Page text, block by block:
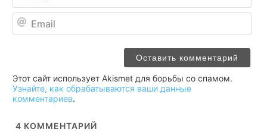
Этот сайт использует Akismet для борьбы со спамом.
Узнайте, как обрабатываются ваши данные
комментариев.
4 КОММЕНТАРИЙ